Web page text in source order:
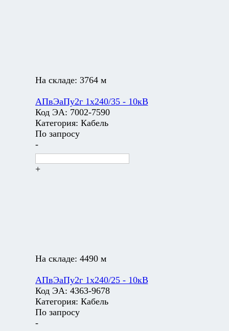
На складе: 3764 м
АПвЭаПу2г 1х240/35 - 10кВ
Код ЭА: 7002-7590
Категория: Кабель
По запросу
-
+
На складе: 4490 м
АПвЭаПу2г 1х240/25 - 10кВ
Код ЭА: 4363-9678
Категория: Кабель
По запросу
-